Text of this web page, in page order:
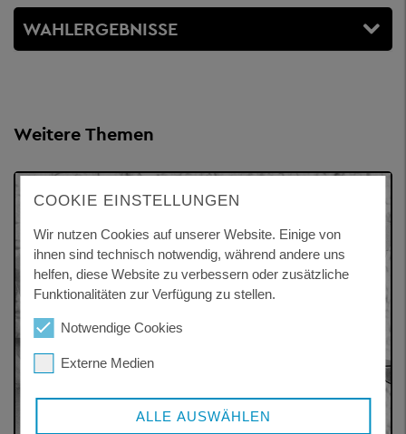
WAHLERGEBNISSE
Weitere Themen
COOKIE EINSTELLUNGEN
Wir nutzen Cookies auf unserer Website. Einige von
ihnen sind technisch notwendig, während andere uns
helfen, diese Website zu verbessern oder zusätzliche
Funktionalitäten zur Verfügung zu stellen.
Notwendige Cookies
Externe Medien
ALLE AUSWÄHLEN